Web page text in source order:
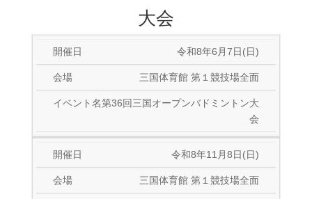
大会
令和8年6月7日(日)
三国体育館 第１競技場全面
第36回三国オープンバドミントン大
会
令和8年11月8日(日)
三国体育館 第１競技場全面